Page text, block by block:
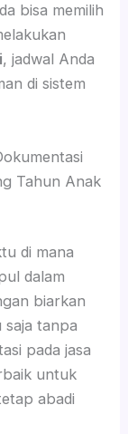
bisa memilih
, jadwal Anda
di sistem
Tahun Anak
di mana
dalam
biarkan
tanpa
pada jasa
untuk
abadi